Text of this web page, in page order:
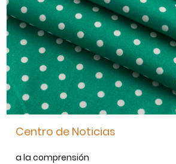
Centro de Noticias
a la comprensión